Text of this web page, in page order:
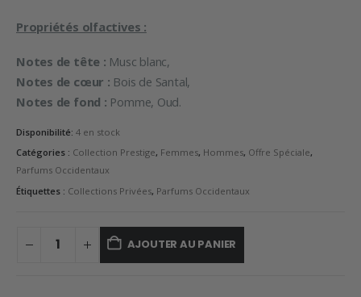
Propriétés olfactives :
Notes de tête : Musc blanc,
Notes de cœur : Bois de Santal,
Notes de fond : Pomme, Oud.
Disponibilité: 4 en stock
Catégories : Collection Prestige, Femmes, Hommes, Offre Spéciale,
Parfums Occidentaux
Étiquettes : Collections Privées, Parfums Occidentaux
AJOUTER AU PANIER